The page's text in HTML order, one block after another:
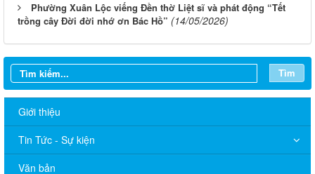
Phường Xuân Lộc viếng Đền thờ Liệt sĩ và phát động “Tết
trồng cây Đời đời nhớ ơn Bác Hồ” (14/05/2026)
Tìm
Giới thiệu
Tin Tức - Sự kiện
Văn bản